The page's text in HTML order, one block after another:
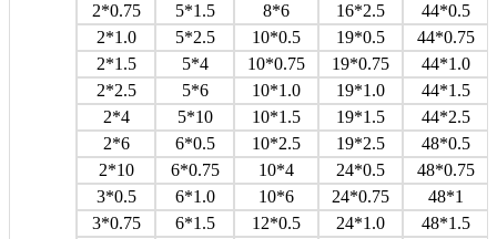
2*0.75
5*1.5 8*6 16*2.5
44*0.5
2*1.0
5*2.5 10*0.5 19*0.5
44*0.75
2*1.5
5*4 10*0.75 19*0.75
44*1.0
2*2.5
5*6 10*1.0 19*1.0
44*1.5
2*4
5*10 10*1.5 19*1.5
44*2.5
2*6
6*0.5 10*2.5 19*2.5
48*0.5
2*10
6*0.75 10*4 24*0.5
48*0.75
3*0.5
6*1.0 10*6 24*0.75
48*1
3*0.75
6*1.5 12*0.5 24*1.0
48*1.5